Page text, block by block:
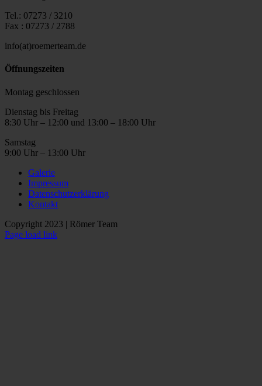
Tel.: 07273 / 3210
Fax : 07273 / 2788
info(at)roemerteam.de
Öffnungszeiten
Montag geschlossen
Dienstag bis Freitag
8:30 Uhr – 12:00 und 13:00 – 18:00 Uhr
Samstag
9:00 Uhr – 13:00 Uhr
Galerie
Impressum
Datenschutzerklärung
Kontakt
Copyright 2023 | Römer Team
Facebook
Page load link